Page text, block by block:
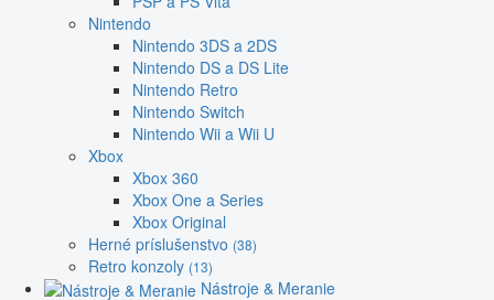
Nintendo
Nintendo 3DS a 2DS
Nintendo DS a DS Lite
Nintendo Retro
Nintendo Switch
Nintendo Wii a Wii U
Xbox
Xbox 360
Xbox One a Series
Xbox Original
Herné príslušenstvo (38)
Retro konzoly (13)
Nástroje & Meranie